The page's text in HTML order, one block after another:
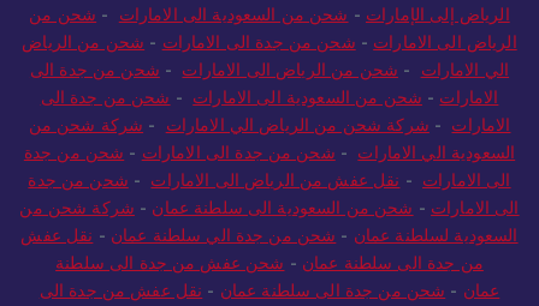
الرياض إلى الإمارات - شحن من السعودية الى الامارات - شحن من
الرياض الى الامارات - شحن من جدة الى الامارات - شحن من الرياض
الي الامارات - شحن من الرياض الى الامارات - شحن من جدة الى
الامارات - شحن من السعودية الى الامارات - شحن من جدة الى
الامارات - شركة شحن من الرياض الي الامارات - شركة شحن من
السعودية الي الامارات - شحن من جدة الى الامارات - شحن من جدة
الى الامارات - نقل عفش من الرياض الى الامارات - شحن من جدة
الى الامارات - شحن من السعودية الى سلطنة عمان - شركة شحن من
السعودية لسلطنة عمان - شحن من جدة الي سلطنة عمان - نقل عفش
من جدة الى سلطنة عمان - شحن عفش من جدة الى سلطنة
عمان - شحن من جدة الى سلطنة عمان - نقل عفش من جدة الى